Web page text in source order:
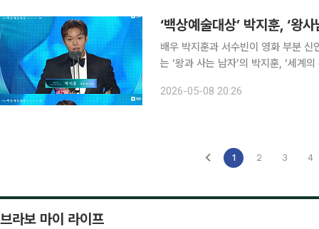
‘백상예술대상’ 박지훈, ‘왕
배우 박지훈과 서수빈이 영화 부분 신인상에 올랐다. 8일 오후 진행된
는 ‘왕과 사는 남자’의 박지훈, ‘세계의 주
고 믿어주셔서 감사하다”라며 “인생
2026-05-08 20:26
1 2 3 4
브라보 마이 라이프